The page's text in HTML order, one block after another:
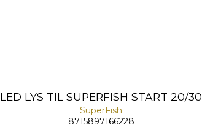
LED LYS TIL SUPERFISH START 20/30
SuperFish
8715897166228